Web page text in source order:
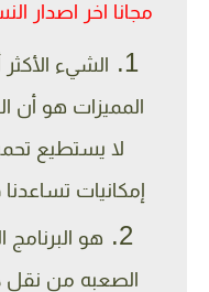
مجانا اخر اصدار النسخه
الشيء
المميزات هو أن
لا يستطيع
إمكانيات
هو البرنامج
الصعبه من نقل